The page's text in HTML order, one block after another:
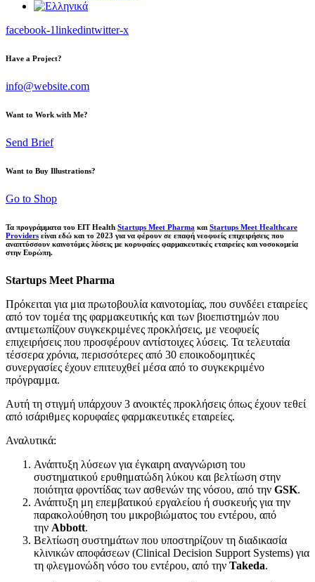
facebook-1linkedintwitter-x
Have a Project?
info@website.com
Want to Work with Me?
Send Brief
Want to Buy Illustrations?
Go to Shop
Τα προγράμματα του EIT Health Startups Meet Pharma και Startups Meet Healthcare
Providers είναι εδώ και το 2023 για να φέρουν σε επαφή νεοφυείς επιχειρήσεις που
αναπτύσσουν καινοτόμες λύσεις με κορυφαίες φαρμακευτικές εταιρείες και νοσοκομεία
στην Ευρώπη.
Startups Meet Pharma
Πρόκειται για μια πρωτοβουλία καινοτομίας, που συνδέει εταιρείες
από τον τομέα της φαρμακευτικής και των βιοεπιστημών που
αντιμετωπίζουν συγκεκριμένες προκλήσεις, με νεοφυείς
επιχειρήσεις που προσφέρουν αντίστοιχες λύσεις. Τα τελευταία
τέσσερα χρόνια, περισσότερες από 30 εποικοδομητικές
συνεργασίες έχουν επιτευχθεί μέσα από το συγκεκριμένο
πρόγραμμα.
Αυτή τη στιγμή υπάρχουν 3 ανοικτές προκλήσεις όπως έχουν τεθεί
από ισάριθμες κορυφαίες φαρμακευτικές εταιρείες.
Αναλυτικά:
Ανάπτυξη λύσεων για έγκαιρη αναγνώριση του
συστηματικού ερυθηματώδη λύκου και βελτίωση στην
ποιότητα φροντίδας των ασθενών της νόσου, από την GSK.
Ανάπτυξη μη επεμβατικού εργαλείου ή συσκευής για την
παρακολούθηση του μικροβιώματος του εντέρου, από
την Abbott.
Βελτίωση συστημάτων που υποστηρίζουν τη διαδικασία
κλινικών αποφάσεων (Clinical Decision Support Systems) για
τη φλεγμονώδη νόσο του εντέρου, από την Takeda.